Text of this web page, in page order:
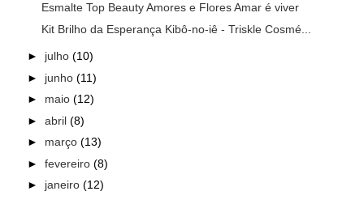
Esmalte Top Beauty Amores e Flores Amar é viver
Kit Brilho da Esperança Kibô-no-iê - Triskle Cosmé...
► julho (10)
► junho (11)
► maio (12)
► abril (8)
► março (13)
► fevereiro (8)
► janeiro (12)